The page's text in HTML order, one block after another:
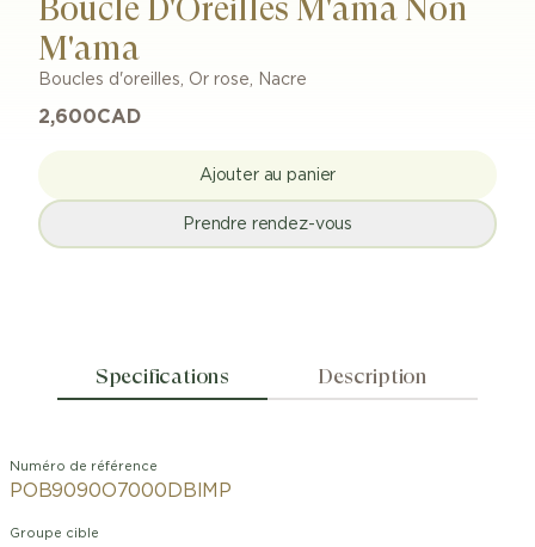
Boucle D'Oreilles M'ama Non
M'ama
Boucles d'oreilles, Or rose, Nacre
2,600CAD
Ajouter au panier
Prendre rendez-vous
Specifications Description
Numéro de référence
POB9090O7000DBIMP
Groupe cible